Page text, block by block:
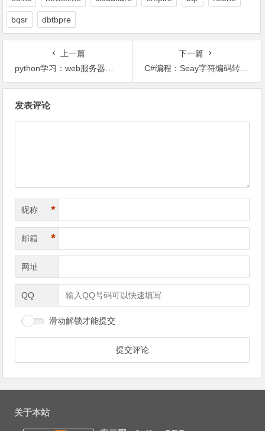
bqsr dbtbpre
上一篇
python学习：web服务器日志分析简单脚本 |
下一篇
C#编程：Seay字符编码转换工具 |
发表评论
昵称 *
邮箱 *
网址
QQ
滑动解锁才能提交
关于本站